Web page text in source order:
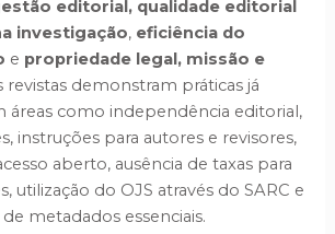
editorial, qualidade editorial
investigação, eficiência do
e propriedade legal, missão e
revistas demonstram práticas já
áreas como independência editorial,
instruções para autores e revisores,
aberto, ausência de taxas para
utilização do OJS através do SARC e
metadados essenciais.